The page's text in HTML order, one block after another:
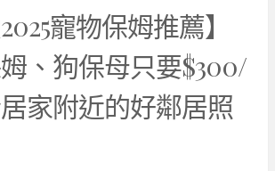
寵物保姆推薦】
、狗保母只要$300/
家附近的好鄰居照